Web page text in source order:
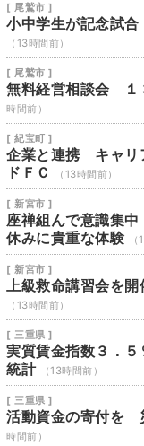
[ 尾鷲市 ]
小中学生が記念試
（13時間前）
[ 尾鷲市 ]
無料経営相談会 １
時間前）
[ 紀宝町 ]
企業と連携 キャリ
ドＦＣ
（13時間前）
[ 新宮市 ]
座禅組んで意識集
休みに貴重な体験
[ 新宮市 ]
上級救命講習会を
（13時間前）
[ 三重県 ]
実質賃金指数３．
統計
（13時間前）
[ 三重県 ]
活動資金の寄付を
時間前）